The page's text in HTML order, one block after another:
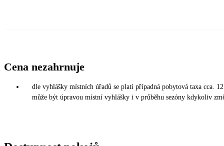
Cena nezahrnuje
dle vyhlášky místních úřadů se platí případná pobytová taxa cca.
může být úpravou místní vyhlášky i v průběhu sezóny kdykoliv